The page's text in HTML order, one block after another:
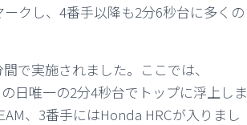
クし、4番手以降も2分6秒台に多くの
で実施されました。ここでは、
の日唯一の2分4秒台でトップに浮上しま
、3番手にはHonda HRCが入りまし